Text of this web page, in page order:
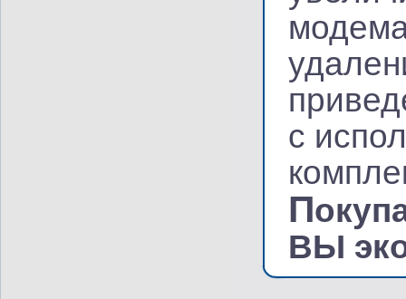
с
П
ВЫ